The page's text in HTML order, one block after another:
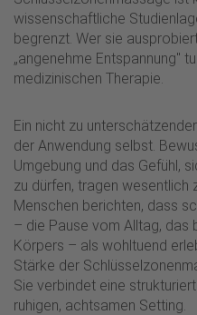
wissenschaftliche
begrenzt. Wer sie
„angenehme Entspannung"
medizinischen Therapie.
Ein nicht zu
der Anwendung selbst.
Umgebung und das Gefühl,
zu dürfen, tragen wesentlich
Menschen berichten, dass
– die Pause vom Alltag, das
Körpers – als wohltuend
Stärke der
Sie verbindet eine
ruhigen, achtsamen Setting.